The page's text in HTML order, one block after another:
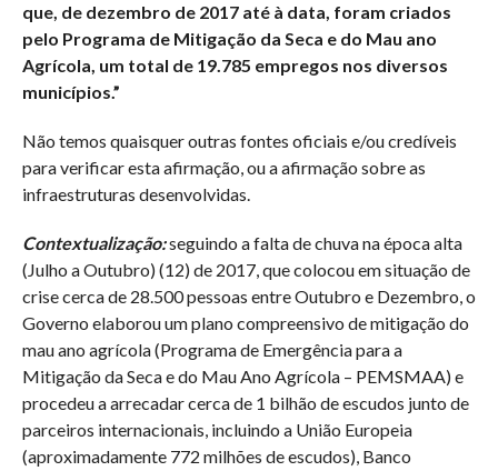
que, de dezembro de 2017 até à data, foram criados
pelo Programa de Mitigação da Seca e do Mau ano
Agrícola, um total de 19.785 empregos nos diversos
municípios.”
Não temos quaisquer outras fontes oficiais e/ou credíveis
para verificar esta afirmação, ou a afirmação sobre as
infraestruturas desenvolvidas.
Contextualização:seguindo a falta de chuva na época alta
(Julho a Outubro) (12) de 2017, que colocou em situação de
crise cerca de 28.500 pessoas entre Outubro e Dezembro, o
Governo elaborou um plano compreensivo de mitigação do
mau ano agrícola (Programa de Emergência para a
Mitigação da Seca e do Mau Ano Agrícola – PEMSMAA) e
procedeu a arrecadar cerca de 1 bilhão de escudos junto de
parceiros internacionais, incluindo a União Europeia
(aproximadamente 772 milhões de escudos), Banco